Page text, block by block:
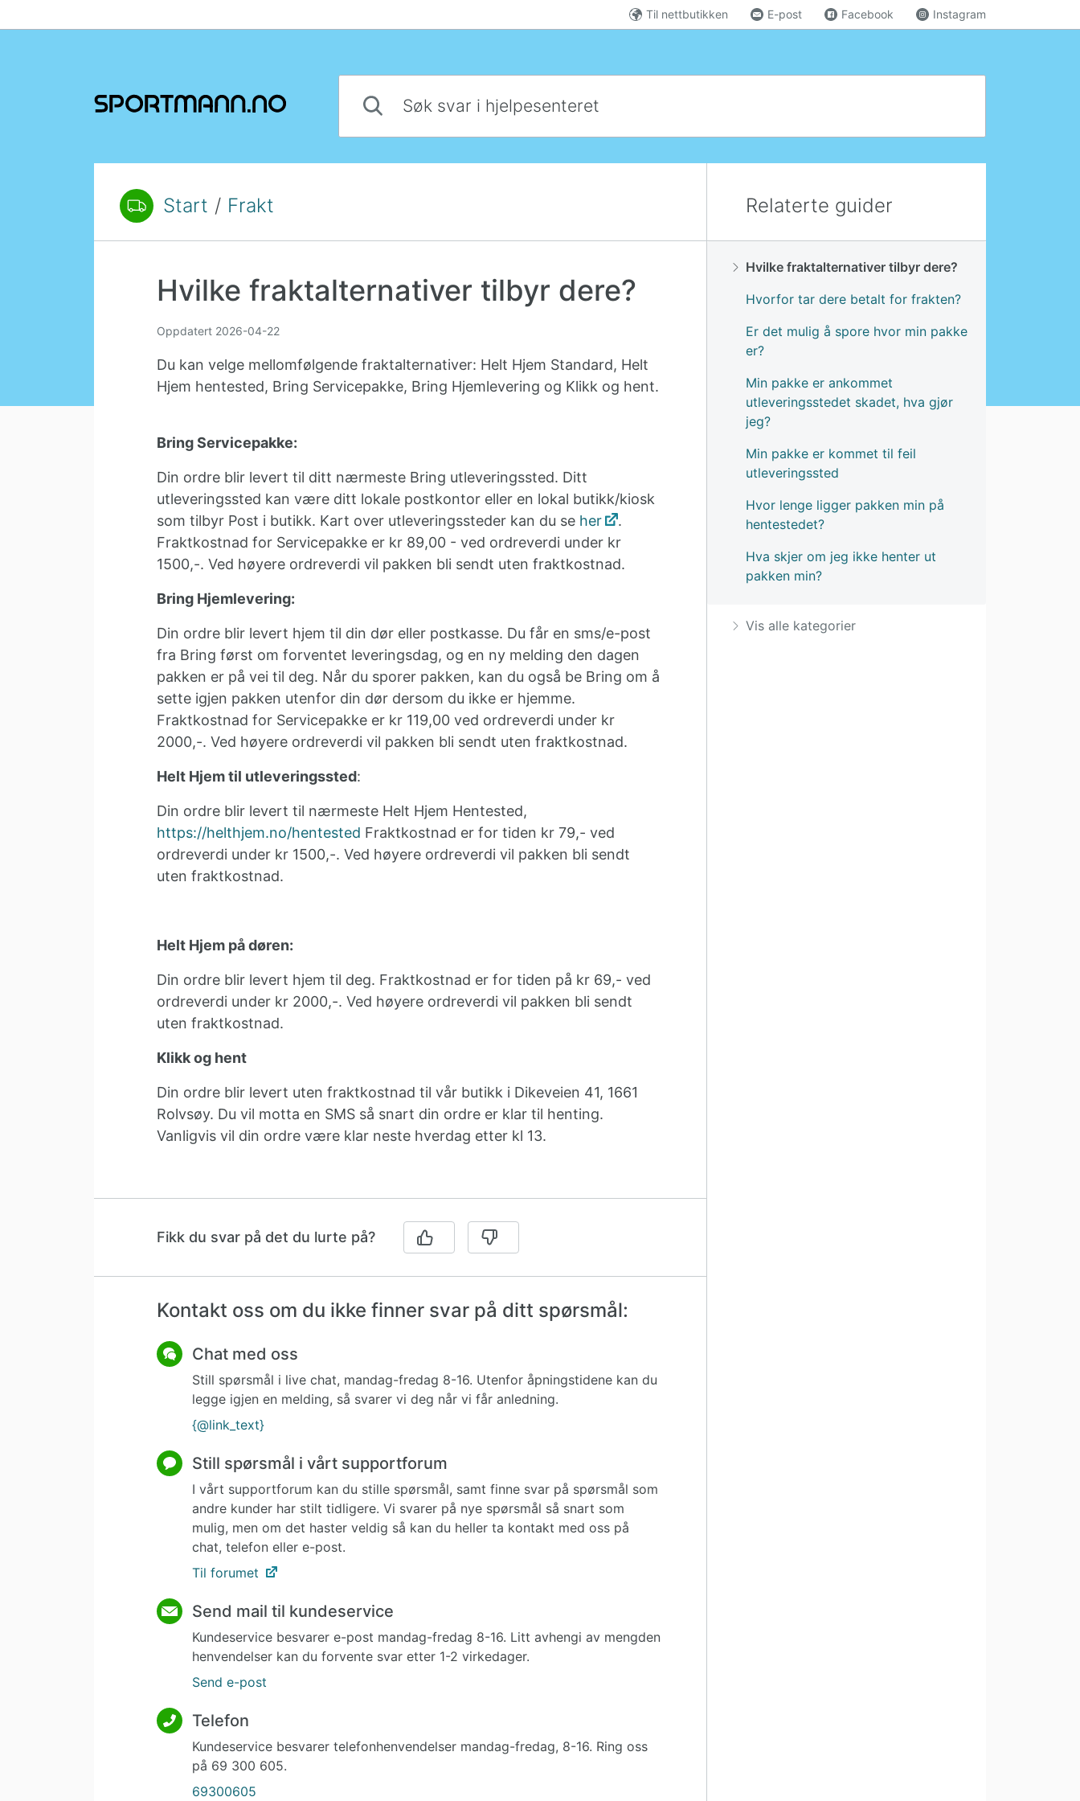
Til nettbutikken E-post Facebook Instagram
Du er her:Start / Frakt
Hvilke fraktalternativer tilbyr dere?
Oppdatert 2026-04-22
Du kan velge mellomfølgende fraktalternativer: Helt Hjem Standard, Helt
Hjem hentested, Bring Servicepakke, Bring Hjemlevering og Klikk og hent.
Bring Servicepakke:
Din ordre blir levert til ditt nærmeste Bring utleveringssted. Ditt
utleveringssted kan være ditt lokale postkontor eller en lokal butikk/kiosk
som tilbyr Post i butikk. Kart over utleveringssteder kan du se her
.
Fraktkostnad for Servicepakke er kr 89,00 - ved ordreverdi under kr
1500,-. Ved høyere ordreverdi vil pakken bli sendt uten fraktkostnad.
Bring Hjemlevering:
Din ordre blir levert hjem til din dør eller postkasse. Du får en sms/e-post
fra Bring først om forventet leveringsdag, og en ny melding den dagen
pakken er på vei til deg. Når du sporer pakken, kan du også be Bring om å
sette igjen pakken utenfor din dør dersom du ikke er hjemme.
Fraktkostnad for Servicepakke er kr 119,00 ved ordreverdi under kr
2000,-. Ved høyere ordreverdi vil pakken bli sendt uten fraktkostnad.
Helt Hjem til utleveringssted:
Din ordre blir levert til nærmeste Helt Hjem Hentested,
https://helthjem.no/hentested Fraktkostnad er for tiden kr 79,- ved
ordreverdi under kr 1500,-. Ved høyere ordreverdi vil pakken bli sendt
uten fraktkostnad.
Helt Hjem på døren:
Din ordre blir levert hjem til deg. Fraktkostnad er for tiden på kr 69,- ved
ordreverdi under kr 2000,-. Ved høyere ordreverdi vil pakken bli sendt
uten fraktkostnad.
Klikk og hent
Din ordre blir levert uten fraktkostnad til vår butikk i Dikeveien 41, 1661
Rolvsøy. Du vil motta en SMS så snart din ordre er klar til henting.
Vanligvis vil din ordre være klar neste hverdag etter kl 13.
Fikk du svar på det du lurte på?
Kontakt oss om du ikke finner svar på ditt spørsmål:
Chat med oss
Still spørsmål i live chat, mandag-fredag 8-16. Utenfor åpningstidene kan du
legge igjen en melding, så svarer vi deg når vi får anledning.
{@link_text}
Still spørsmål i vårt supportforum
I vårt supportforum kan du stille spørsmål, samt finne svar på spørsmål som
andre kunder har stilt tidligere. Vi svarer på nye spørsmål så snart som
mulig, men om det haster veldig så kan du heller ta kontakt med oss på
chat, telefon eller e-post.
Til forumet
Send mail til kundeservice
Kundeservice besvarer e-post mandag-fredag 8-16. Litt avhengi av mengden
henvendelser kan du forvente svar etter 1-2 virkedager.
Send e-post
Telefon
Kundeservice besvarer telefonhenvendelser mandag-fredag, 8-16. Ring oss
på 69 300 605.
69300605
Relaterte guider
Hvilke fraktalternativer tilbyr dere?
Hvorfor tar dere betalt for frakten?
Er det mulig å spore hvor min pakke
er?
Min pakke er ankommet
utleveringsstedet skadet, hva gjør
jeg?
Min pakke er kommet til feil
utleveringssted
Hvor lenge ligger pakken min på
hentestedet?
Hva skjer om jeg ikke henter ut
pakken min?
Vis alle kategorier